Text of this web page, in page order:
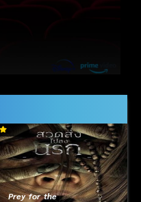
Prey for the